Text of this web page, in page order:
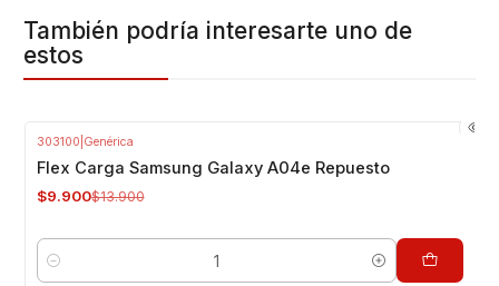
También podría interesarte uno de
estos
303100 Genérica
Flex Carga Samsung Galaxy A04e Repuesto
$9.900$13.900
Cantidad